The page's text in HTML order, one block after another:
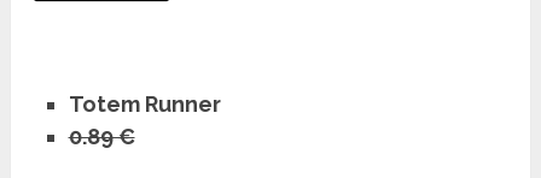
Totem Runner
0.89 €